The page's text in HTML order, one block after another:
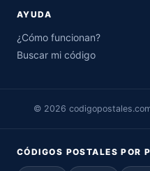
AYUDA
¿Cómo funcionan?
Buscar mi código
© 2026
CÓDIGOS POSTALES POR